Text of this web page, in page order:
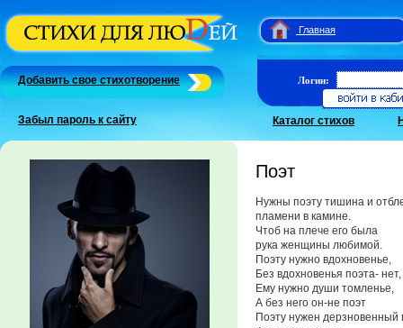
Главная
Добавить свое стихотворение
Забыл пароль к сайту
Логин:
Каталог стихов
Поэт
Нужны поэту тишина и
пламени в камине.
Чтоб на плече его была
рука женщины любимой.
Поэту нужно вдохновенье,
Без вдохновенья поэта- нет,
Ему нужно души томленье,
А без него он-не поэт
Поэту нужен дерзновенный